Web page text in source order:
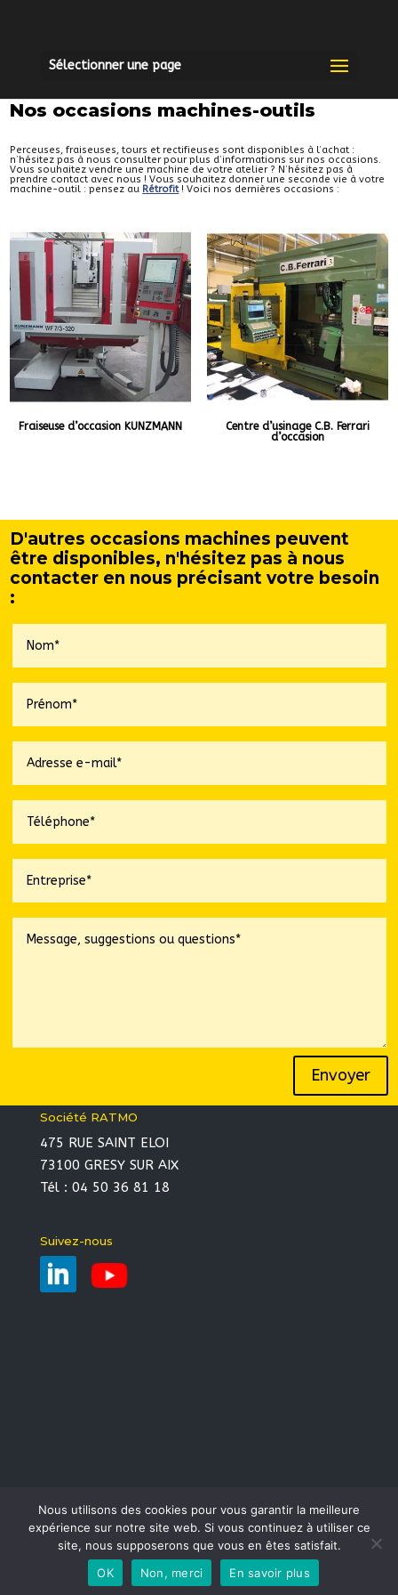
Sélectionner une page
Nos occasions machines-outils
Perceuses, fraiseuses, tours et rectifieuses sont disponibles à l’achat :
n’hésitez pas à nous consulter pour plus d’informations sur nos occasions.
Vous souhaitez vendre une machine de votre atelier ? N’hésitez pas à
prendre contact avec nous ! Vous souhaitez donner une seconde vie à votre
machine-outil : pensez au Rétrofit! Voici nos dernières occasions :
Fraiseuse d’occasion KUNZMANN
Centre d’usinage C.B. Ferrari
d’occasion
D'autres occasions machines peuvent
être disponibles, n'hésitez pas à nous
contacter en nous précisant votre besoin
:
Envoyer
Société RATMO
475 RUE SAINT ELOI
73100 GRESY SUR AIX
Tél : 04 50 36 81 18
Suivez-nous
Réalisation :Ascomedia-Mentions légales-Politique
de confidentialité-Plan du site-Contact
Nous utilisons des cookies pour vous garantir la meilleure
expérience sur notre site web. Si vous continuez à utiliser ce
site, nous supposerons que vous en êtes satisfait.
OK
Non, merci En savoir plus